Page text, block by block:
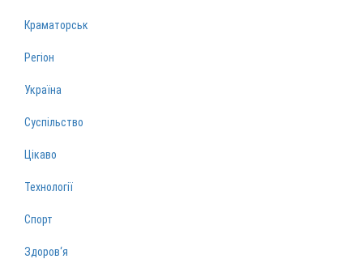
Краматорськ
Регіон
Україна
Суспільство
Цікаво
Технології
Спорт
Здоров‘я